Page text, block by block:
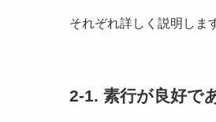
それぞれ詳しく説明しま
2-1. 素行が良好で